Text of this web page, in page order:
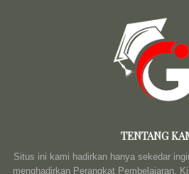
TENTANG
Situs ini kami hadirkan hanya sekedar
menghadirkan Perangkat Pembelajaran,